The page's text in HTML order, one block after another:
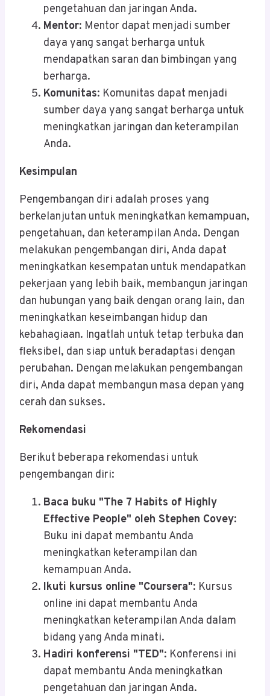
pengetahuan dan jaringan Anda.
Mentor: Mentor dapat menjadi sumber
daya yang sangat berharga untuk
mendapatkan saran dan bimbingan yang
berharga.
Komunitas: Komunitas dapat menjadi
sumber daya yang sangat berharga untuk
meningkatkan jaringan dan keterampilan
Anda.
Kesimpulan
Pengembangan diri adalah proses yang
berkelanjutan untuk meningkatkan kemampuan,
pengetahuan, dan keterampilan Anda. Dengan
melakukan pengembangan diri, Anda dapat
meningkatkan kesempatan untuk mendapatkan
pekerjaan yang lebih baik, membangun jaringan
dan hubungan yang baik dengan orang lain, dan
meningkatkan keseimbangan hidup dan
kebahagiaan. Ingatlah untuk tetap terbuka dan
fleksibel, dan siap untuk beradaptasi dengan
perubahan. Dengan melakukan pengembangan
diri, Anda dapat membangun masa depan yang
cerah dan sukses.
Rekomendasi
Berikut beberapa rekomendasi untuk
pengembangan diri:
Baca buku "The 7 Habits of Highly
Effective People" oleh Stephen Covey:
Buku ini dapat membantu Anda
meningkatkan keterampilan dan
kemampuan Anda.
Ikuti kursus online "Coursera": Kursus
online ini dapat membantu Anda
meningkatkan keterampilan Anda dalam
bidang yang Anda minati.
Hadiri konferensi "TED": Konferensi ini
dapat membantu Anda meningkatkan
pengetahuan dan jaringan Anda.